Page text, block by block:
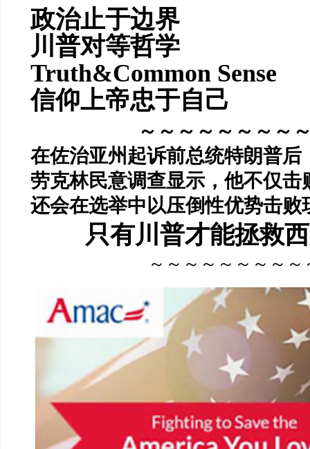
政治止于边界
川普对等哲学
Truth&Common Sense
信仰上帝忠于自己
～～～～～～～～
在佐治亚州起诉前总统特朗普后
劳克林民意调查显示，他不仅击
还会在选举中以压倒性优势击败
只有川普才能拯救
～～～～～～～～～